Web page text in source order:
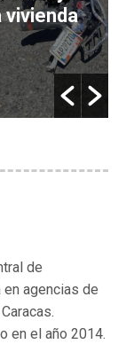
vivienda
de
en agencias de
en el año 2014.